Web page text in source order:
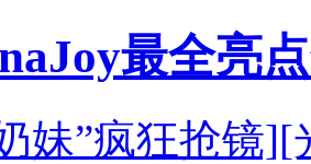
最全亮
妹”疯狂抢镜][